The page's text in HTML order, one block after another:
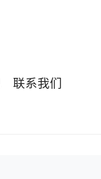
联系我们